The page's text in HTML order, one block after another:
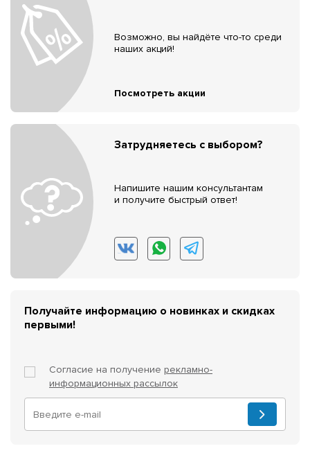
Возможно, вы найдёте что-то среди
наших акций!
Посмотреть акции
Затрудняетесь с выбором?
Напишите нашим консультантам
и получите быстрый ответ!
Получайте информацию о новинках и скидках
первыми!
Согласие на получение рекламно-
информационных рассылок